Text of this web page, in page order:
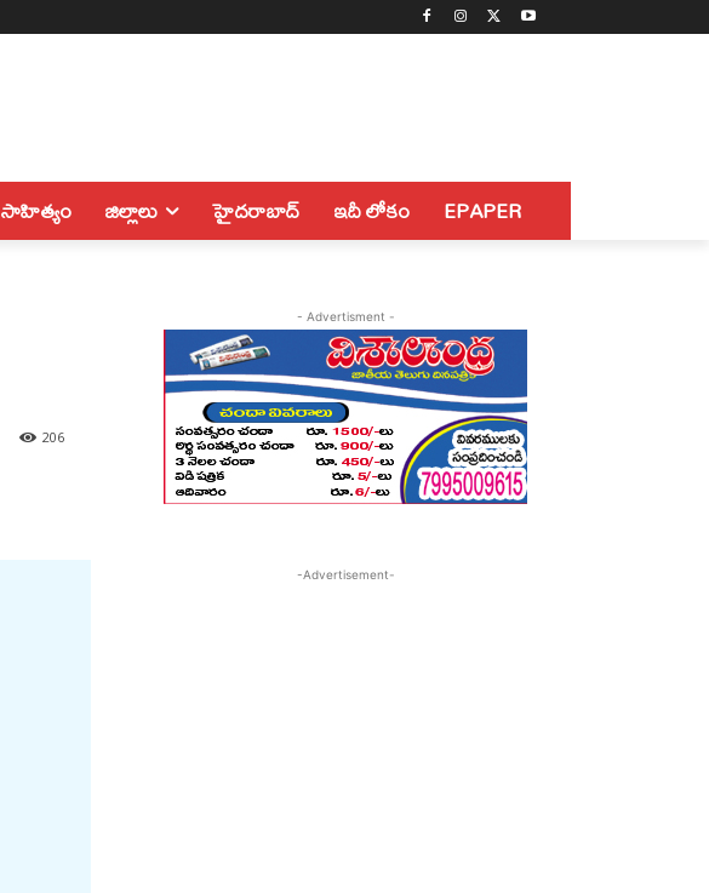
సాహిత్యం జిల్లాలు హైదరాబాద్ ఇదీ లోకం EPAPER
206
- Advertisment -
-Advertisement-